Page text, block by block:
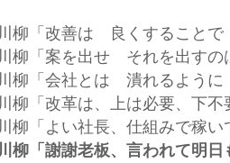
柳「改善は 良くすることで
柳「案を出せ それを出すの
柳「会社とは 潰れるように
柳「改革は、上は必要、下不
柳「よい社長、仕組みで稼い
柳「謝謝老板、言われて明日